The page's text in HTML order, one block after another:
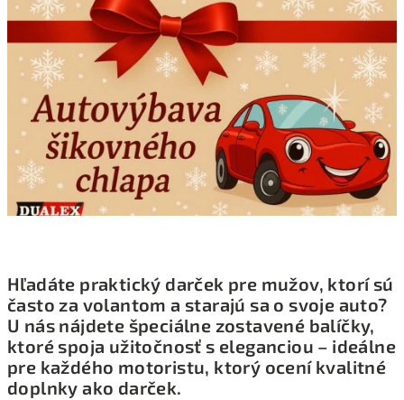
Hľadáte praktický darček pre mužov, ktorí sú
často za volantom a starajú sa o svoje auto?
U nás nájdete špeciálne zostavené balíčky,
ktoré spoja užitočnosť s eleganciou – ideálne
pre každého motoristu, ktorý ocení kvalitné
doplnky ako darček.